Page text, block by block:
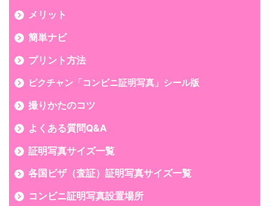
メリット
簡単ナビ
プリント方法
ピクチャン「コンビニ証明写真」シール版
撮りかたのコツ
よくある質問Q&A
証明写真サイズ一覧
各国ビザ（査証）証明写真サイズ一覧
コンビニ証明写真設置場所